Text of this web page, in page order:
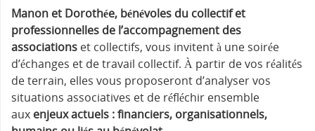
Manon et Dorothée, bénévoles du collectif et
professionnelles de l’accompagnement des
associations et collectifs, vous invitent à une soirée
d’échanges et de travail collectif. À partir de vos réalités
de terrain, elles vous proposeront d’analyser vos
situations associatives et de réfléchir ensemble
aux enjeux actuels : financiers, organisationnels,